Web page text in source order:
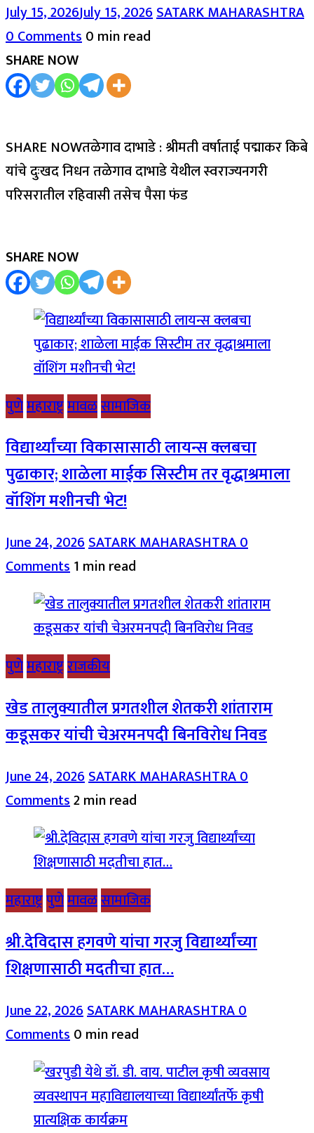
July 15, 2026July 15, 2026SATARK MAHARASHTRA
0 Comments0 min read
SHARE NOW
SHARE NOWतळेगाव दाभाडे : श्रीमती वर्षाताई पद्माकर किबे
यांचे दुःखद निधन तळेगाव दाभाडे येथील स्वराज्यनगरी
परिसरातील रहिवासी तसेच पैसा फंड
SHARE NOW
पुणेमहाराष्ट्रमावळसामाजिक
विद्यार्थ्यांच्या विकासासाठी लायन्स क्लबचा
पुढाकार; शाळेला माईक सिस्टीम तर वृद्धाश्रमाला
वॉशिंग मशीनची भेट!
June 24, 2026SATARK MAHARASHTRA0
Comments1 min read
पुणेमहाराष्ट्रराजकीय
खेड तालुक्यातील प्रगतशील शेतकरी शांताराम
कडूसकर यांची चेअरमनपदी बिनविरोध निवड
June 24, 2026SATARK MAHARASHTRA0
Comments2 min read
महाराष्ट्रपुणेमावळसामाजिक
श्री.देविदास हगवणे यांचा गरजु विद्यार्थ्यांच्या
शिक्षणासाठी मदतीचा हात…
June 22, 2026SATARK MAHARASHTRA0
Comments0 min read